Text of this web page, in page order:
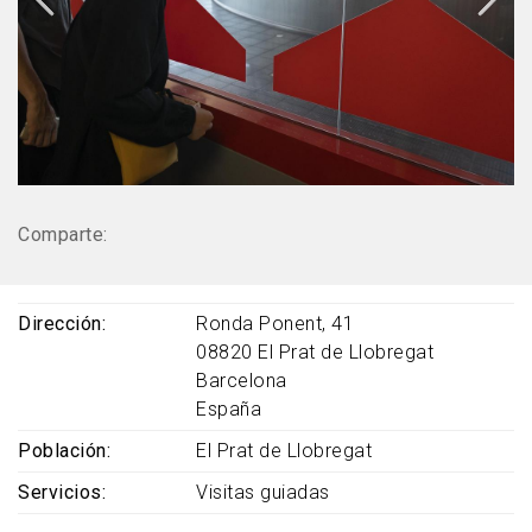
Comparte:
Dirección
Ronda Ponent, 41
08820 El Prat de Llobregat
Barcelona
España
Población
El Prat de Llobregat
Servicios
Visitas guiadas